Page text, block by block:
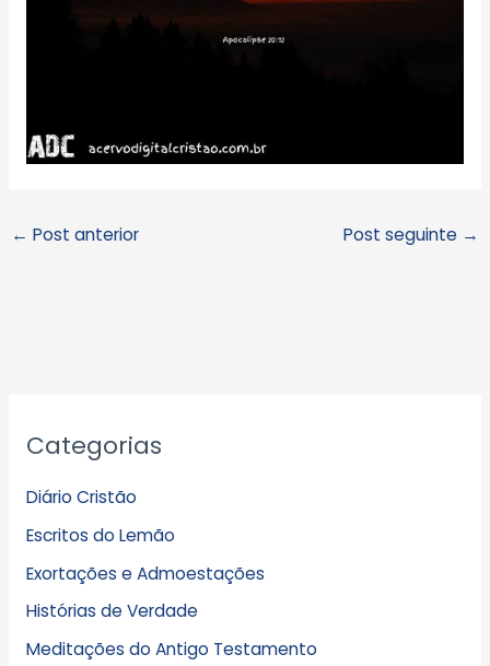
← Post anterior Post seguinte →
Categorias
Diário Cristão
Escritos do Lemão
Exortações e Admoestações
Histórias de Verdade
Meditações do Antigo Testamento
r
i
v
o
s